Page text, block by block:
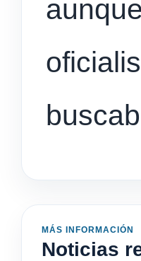
MÁS INFORMACIÓN
Noticias